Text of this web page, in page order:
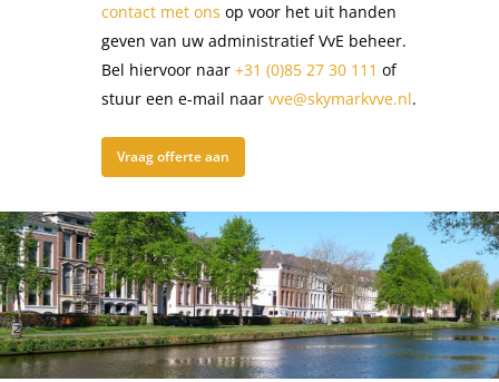
contact met ons op voor het uit handen
geven van uw administratief VvE beheer.
Bel hiervoor naar +31 (0)85 27 30 111 of
stuur een e-mail naar vve@skymarkvve.nl.
Vraag offerte aan